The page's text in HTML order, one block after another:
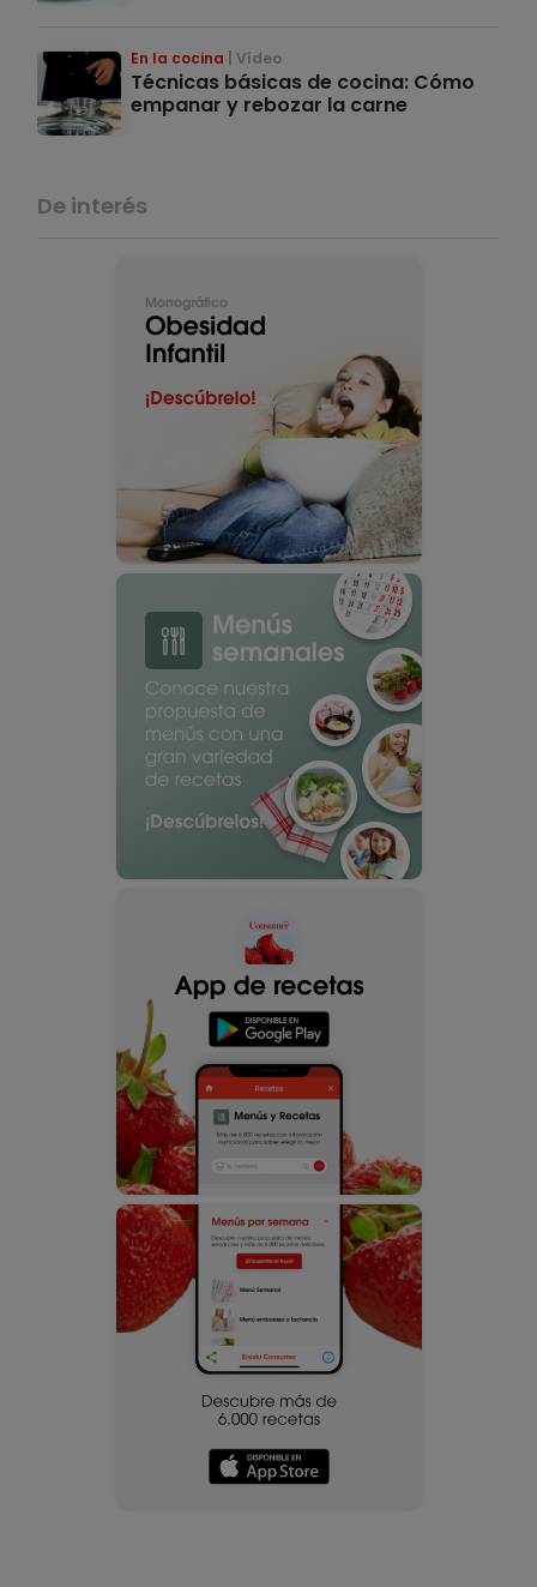
En la cocina Vídeo
Técnicas básicas de cocina: Cómo
empanar y rebozar la carne
De interés